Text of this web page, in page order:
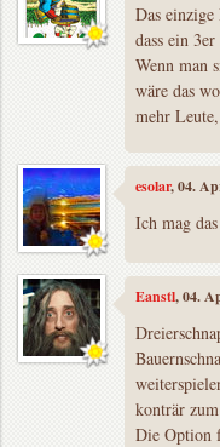
Das einzige
dass ein
Wenn man
wäre das
mehr
esolar, 04.
Ich mag
Eanstl, 04.
konträr
Die Option